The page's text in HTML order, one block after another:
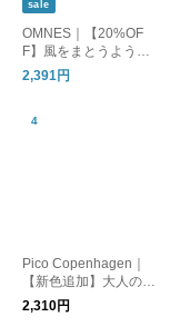
sale
OMNES｜【20%OF
F】風をまとうように
軽やかに。一枚で決ま
る主役ロングスカート
2,391円
Pico Copenhagen｜
【新色追加】大人の余
裕バングルAsha
2,310円